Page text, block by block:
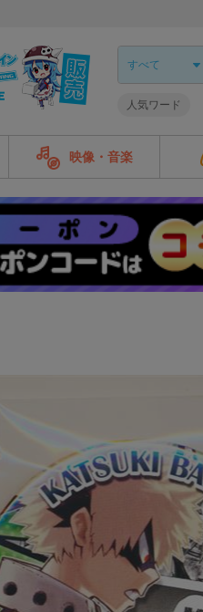
人気ワード
映像・音楽